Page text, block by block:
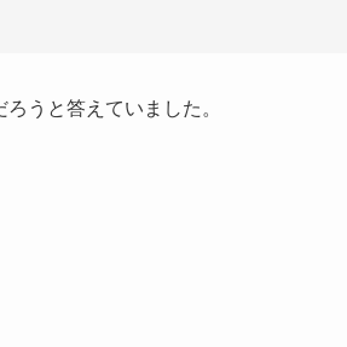
うと答えていました。